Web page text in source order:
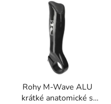
Rohy M-Wave ALU
krátké anatomické s